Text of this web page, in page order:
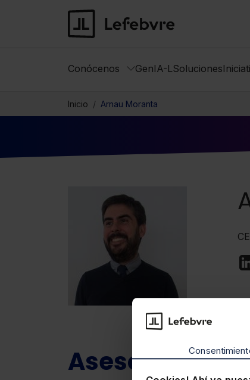
Conócenos GenIA-LSoluciones
Inicio Arnau Moranta
Asesores